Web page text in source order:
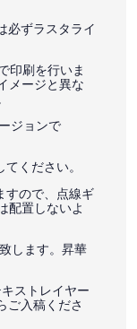
必ずラスタライ
印刷を行いま
メージと異な
ジョンで
ください。
すので、点線ギ
配置しないよ
します。昇華
ストレイヤー
ご入稿くださ